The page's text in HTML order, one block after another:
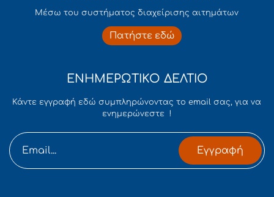
Mέσω του συστήματος διαχείρισης αιτημάτων
Πατήστε εδώ
ΕΝΗΜΕΡΩΤΙΚΟ ΔΕΛΤΙΟ
Κάντε εγγραφή εδώ συμπληρώνοντας το email σας, για να
ενημερώνεστε !
Εγγραφή